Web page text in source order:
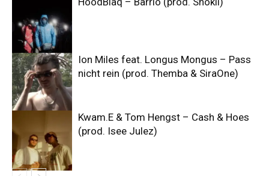
Ion Miles feat. Longus Mongus – Pass
nicht rein (prod. Themba & SiraOne)
Kwam.E & Tom Hengst – Cash & Hoes
(prod. Isee Julez)